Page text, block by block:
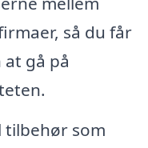
så du får
gå på
tilbehør som